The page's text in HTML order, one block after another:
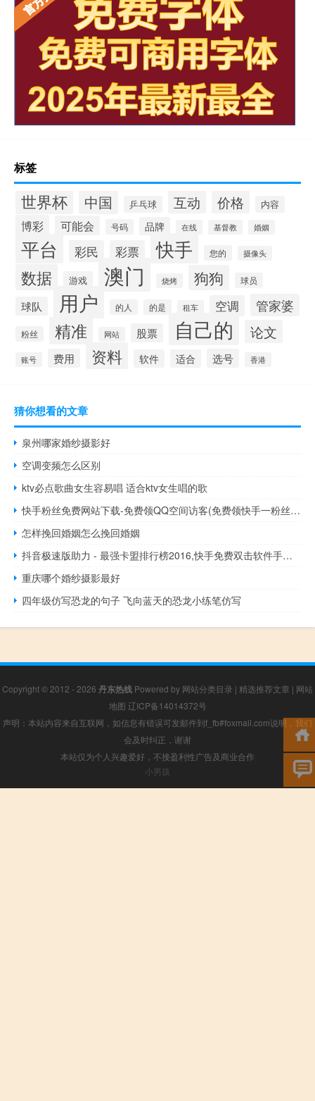
标签
世界杯 中国 乒乓球 互动 价格 内容
博彩 可能会 号码 品牌 在线 基督教 婚姻
平台 彩民 彩票 快手 您的 摄像头
数据 游戏 澳门 烧烤 狗狗 球员
球队 用户 的人 的是 租车 空调 管家婆
粉丝 精准 网站 股票 自己的 论文
账号 费用 资料 软件 适合 选号 香港
猜你想看的文章
泉州哪家婚纱摄影好
空调变频怎么区别
ktv必点歌曲女生容易唱 适合ktv女生唱的歌
快手粉丝免费网站下载-免费领QQ空间访客(免费领快手一粉丝软件)
怎样挽回婚姻怎么挽回婚姻
抖音极速版助力 - 最强卡盟排行榜2016,快手免费双击软件手机版
重庆哪个婚纱摄影最好
四年级仿写恐龙的句子 飞向蓝天的恐龙小练笔仿写
Copyright © 2012 - 2026 丹东热线 Powered by 网站分类目录 | 精选推荐文章 | 网站
地图 辽ICP备14014372号
声明：本站内容来自互联网，如信息有错误可发邮件到f_fb#foxmail.com说明，我们
会及时纠正，谢谢
本站仅为个人兴趣爱好，不接盈利性广告及商业合作
小男孩